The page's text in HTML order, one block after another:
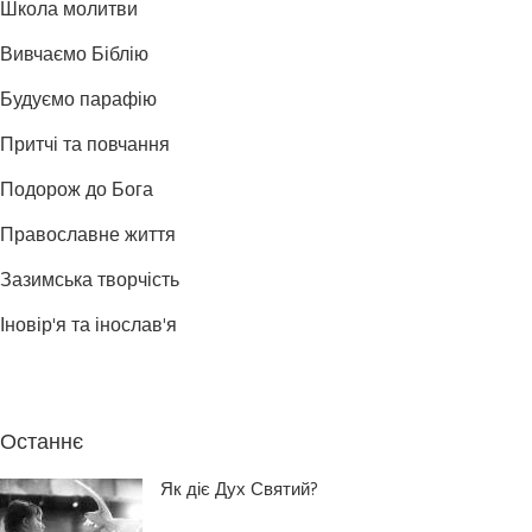
Школа молитви
Вивчаємо Біблію
Будуємо парафію
Притчі та повчання
Подорож до Бога
Православне життя
Зазимська творчість
Іновір'я та інослав'я
Останнє
Як діє Дух Святий?